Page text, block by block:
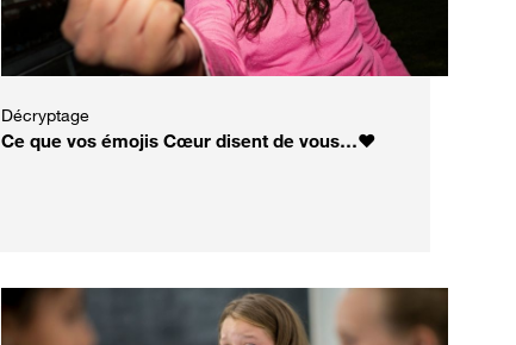
Décryptage
Ce que vos émojis Cœur disent de vous…❤️